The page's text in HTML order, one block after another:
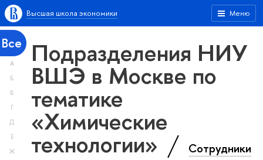
Меню
Высшая школа экономики
Все
А
Б
В
Г
Д
Е
Ж
Подразделения НИУ
ВШЭ в Москве по
тематике
«Химические
технологии» Сотрудники